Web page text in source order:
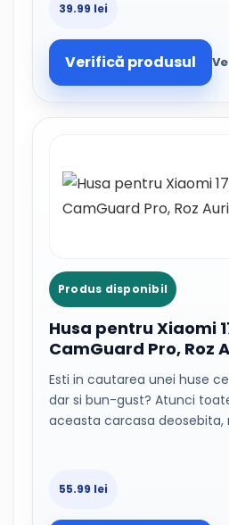
39.99 lei
Verifică produsul
Produs disponibil
Husa pentru Xiaomi
CamGuard Pro, Roz
Esti in cautarea unei huse
dar si bun-gust? Atunci
aceasta carcasa deosebita,
55.99 lei